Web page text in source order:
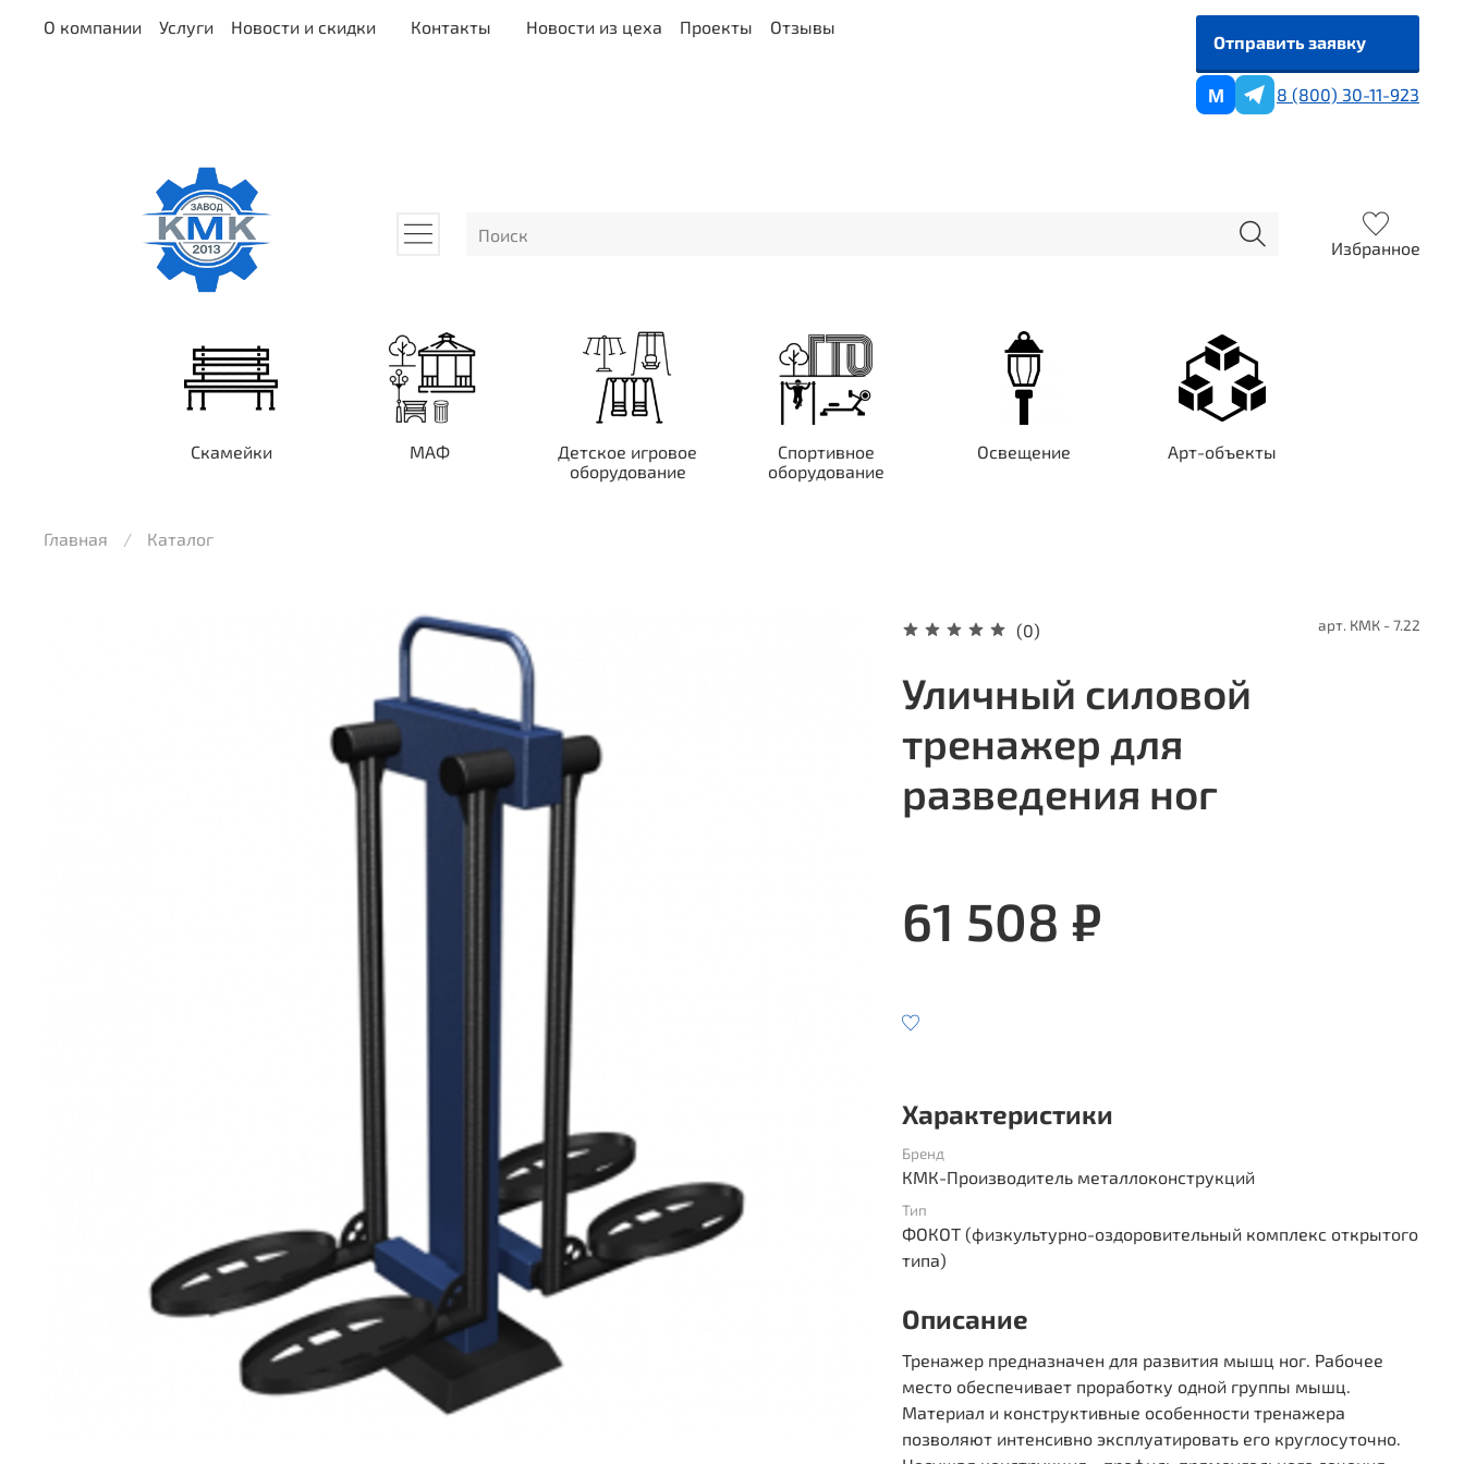
О компании Услуги Новости и скидки Контакты Новости из цеха Проекты Отзывы
Отправить заявку
M 8 (800) 30-11-923
Избранное
Скамейки МАФ
Детское игровое
оборудование
Спортивное
оборудование
Освещение Арт-объекты
Главная Каталог
(0) арт. КМК - 7.22
Уличный силовой
тренажер для
разведения ног
61 508 ₽
Характеристики
Бренд
КМК-Производитель металлоконструкций
Тип
ФОКОТ (физкультурно-оздоровительный комплекс открытого
типа)
Описание
Тренажер предназначен для развития мышц ног. Рабочее
место обеспечивает проработку одной группы мышц.
Материал и конструктивные особенности тренажера
позволяют интенсивно эксплуатировать его круглосуточно.